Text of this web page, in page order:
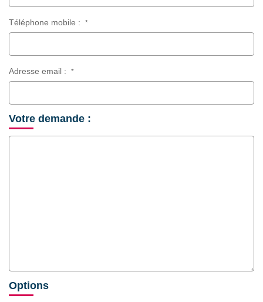
Téléphone mobile : *
Adresse email : *
Votre demande :
Options